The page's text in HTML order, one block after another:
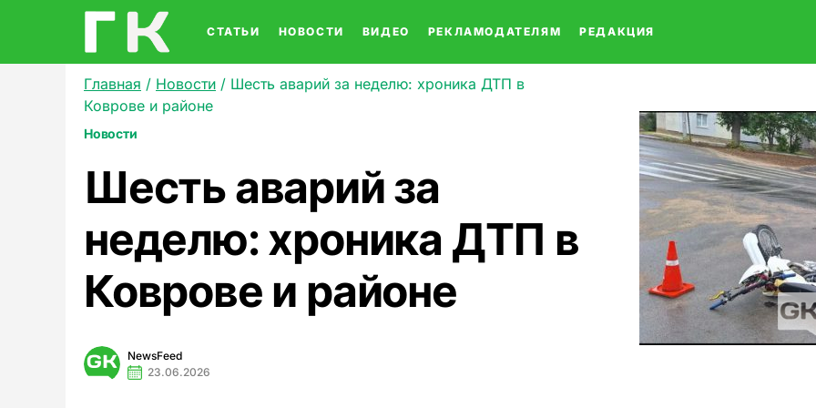
СТАТЬИ НОВОСТИ ВИДЕО РЕКЛАМОДАТЕЛЯМ РЕДАКЦИЯ
Главная / Новости / Шесть аварий за неделю: хроника ДТП в
Коврове и районе
Новости
Шесть аварий за
неделю: хроника ДТП в
Коврове и районе
NewsFeed
23.06.2026